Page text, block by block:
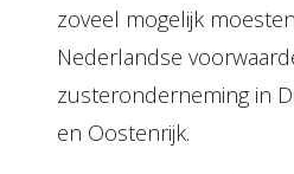
zoveel mogelijk
Nederlandse
zusteronderneming in
en Oostenrijk.